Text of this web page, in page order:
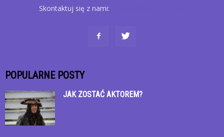
Skontaktuj się z nami:
POPULARNE POSTY
JAK ZOSTAĆ AKTOREM?